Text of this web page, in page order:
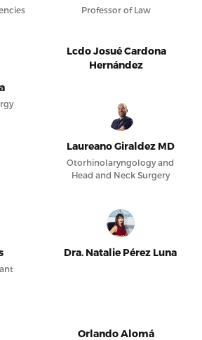
Professor of Law
Lcdo Josué Cardona
Hernández
Laureano Giraldez MD
Otorhinolaryngology and
Head and Neck Surgery
Dra. Natalie Pérez Luna
Orlando Alomá